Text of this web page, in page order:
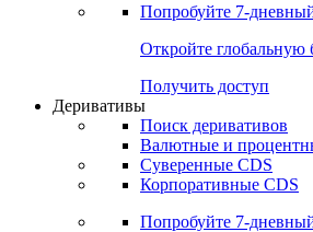
Попробуйте 7-
Откройте глобальную
Получить доступ
Деривативы
Поиск деривативов
Валютные и
Суверенные CDS
Корпоративные CDS
Попробуйте 7-